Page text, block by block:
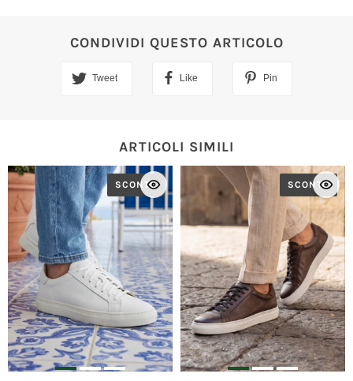
CONDIVIDI QUESTO ARTICOLO
Tweet Like Pin
ARTICOLI SIMILI
SCONTO SCONTO